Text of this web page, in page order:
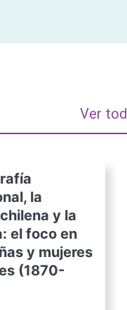
Ver
la
y la
el foco en
y mujeres
(1870-